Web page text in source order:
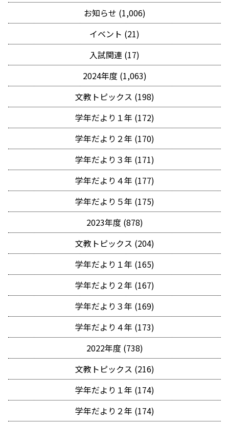
お知らせ (1,006)
イベント (21)
入試関連 (17)
2024年度 (1,063)
文教トピックス (198)
学年だより１年 (172)
学年だより２年 (170)
学年だより３年 (171)
学年だより４年 (177)
学年だより５年 (175)
2023年度 (878)
文教トピックス (204)
学年だより１年 (165)
学年だより２年 (167)
学年だより３年 (169)
学年だより４年 (173)
2022年度 (738)
文教トピックス (216)
学年だより１年 (174)
学年だより２年 (174)